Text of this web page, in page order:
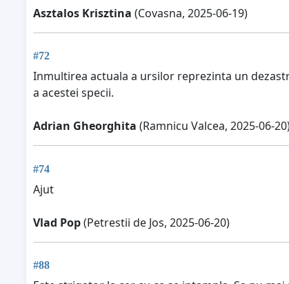
Asztalos Krisztina (Covasna, 2025-06-19)
#72
Inmultirea actuala a ursilor reprezinta un
a acestei specii.
Adrian Gheorghita (Ramnicu Valcea, 2025-06-
#74
Ajut
Vlad Pop(Petrestii de Jos, 2025-06-20)
#88